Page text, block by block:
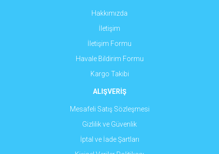
Gönder
Hakkımızda
İletişim
İletişim Formu
Havale Bildirim Formu
Kargo Takibi
ALIŞVERİŞ
Mesafeli Satış Sözleşmesi
Gizlilik ve Güvenlik
İptal ve İade Şartları